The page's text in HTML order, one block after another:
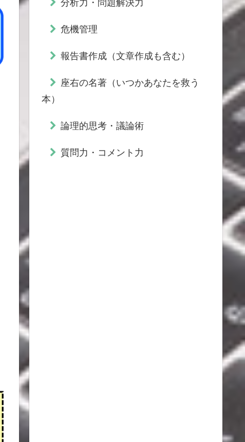
分析力・問題解決力
危機管理
報告書作成（文章作成も含む）
座右の名著（いつかあなたを救う
本）
論理的思考・議論術
質問力・コメント力